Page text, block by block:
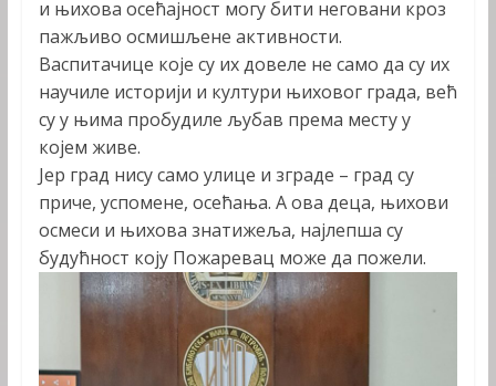
и њихова осећајност могу бити неговани кроз
пажљиво осмишљене активности.
Васпитачице које су их довеле не само да су их
научиле историји и култури њиховог града, већ
су у њима пробудиле љубав према месту у
којем живе.
Јер град нису само улице и зграде – град су
приче, успомене, осећања. А ова деца, њихови
осмеси и њихова знатижеља, најлепша су
будућност коју Пожаревац може да пожели.